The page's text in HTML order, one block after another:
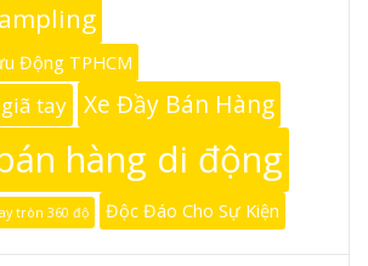
Động TPHCM
tay Xe Đầy Bán Hàng
hàng di động
tròn 360 độ Độc Đáo Cho Sự Kiện